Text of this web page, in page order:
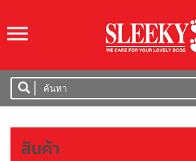
SLEEKY
สินค้า